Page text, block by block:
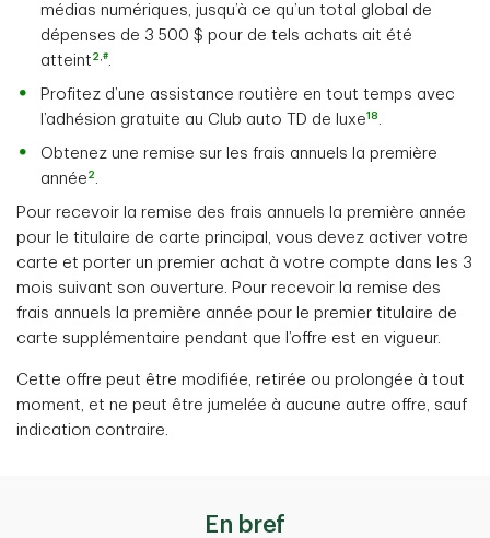
médias numériques, jusqu’à ce qu’un total global de
dépenses de 3 500 $ pour de tels achats ait été
atteint 2 #
Profitez d’une assistance routière en tout temps avec
l’adhésion gratuite au Club auto TD de luxe18
Obtenez une remise sur les frais annuels la première
année 2
Pour recevoir la remise des frais annuels la première année
pour le titulaire de carte principal, vous devez activer votre
carte et porter un premier achat à votre compte dans les 3
mois suivant son ouverture. Pour recevoir la remise des
frais annuels la première année pour le premier titulaire de
carte supplémentaire pendant que l’offre est en vigueur.
Cette offre peut être modifiée, retirée ou prolongée à tout
moment, et ne peut être jumelée à aucune autre offre, sauf
indication contraire.
En bref